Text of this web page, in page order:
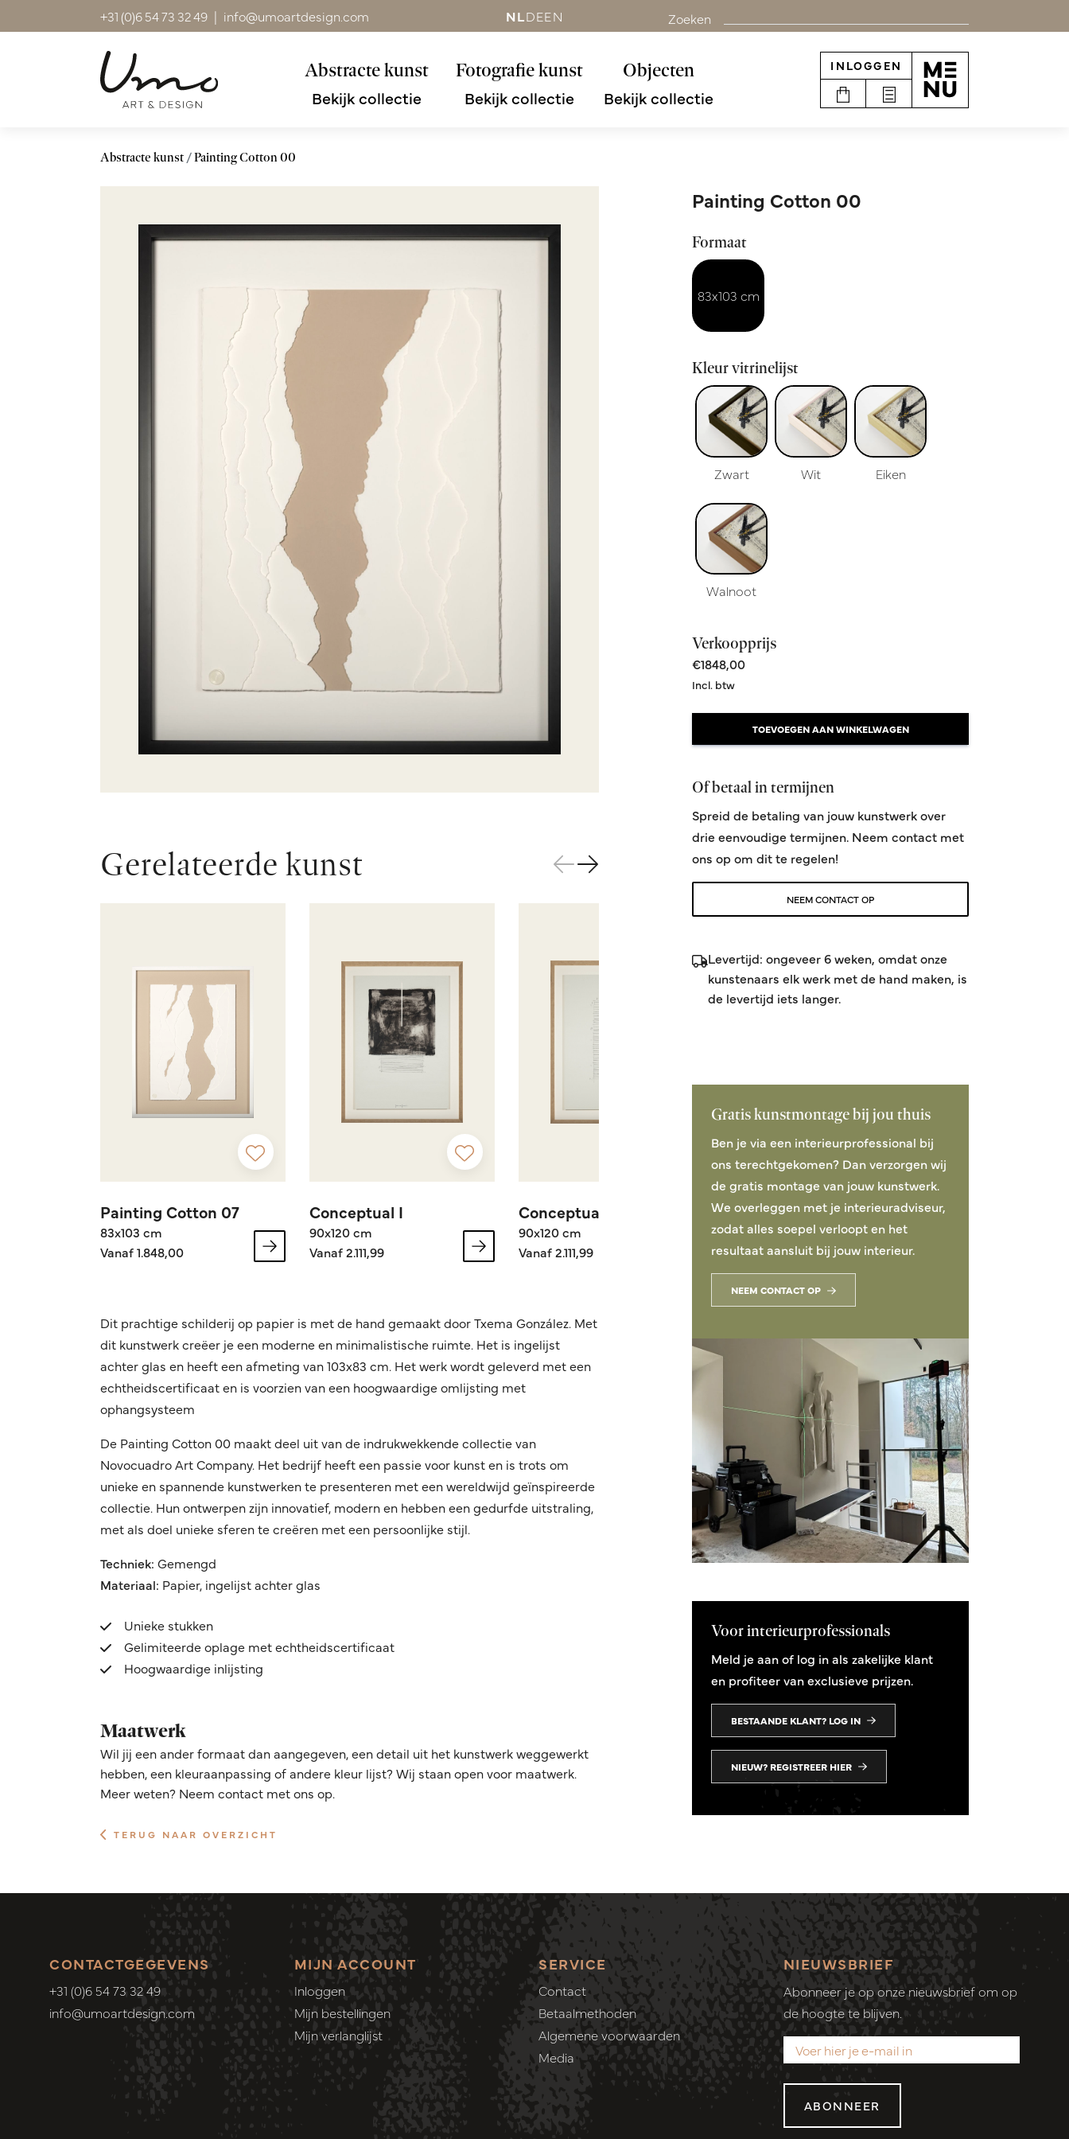
+31 (0)6 54 73 32 49 | info@umoartdesign.com NLDEEN Zoeken
Abstracte kunst
Bekijk collectie
Fotografie kunst
Bekijk collectie
Objecten
Bekijk collectie
INLOGGEN
Abstracte kunst Painting Cotton 00
Gerelateerde kunst
Painting Cotton 07
83x103 cm
Vanaf 1.848,00
Conceptual I
90x120 cm
Vanaf 2.111,99
Conceptual II
90x120 cm
Vanaf 2.111,99
Silence II
64x85 cm
Vanaf 1.521,95
Silence III
Dit prachtige schilderij op papier is met de hand gemaakt door Txema González. Met
dit kunstwerk creëer je een moderne en minimalistische ruimte. Het is ingelijst
achter glas en heeft een afmeting van 103x83 cm. Het werk wordt geleverd met een
echtheidscertificaat en is voorzien van een hoogwaardige omlijsting met
ophangsysteem
De Painting Cotton 00 maakt deel uit van de indrukwekkende collectie van
Novocuadro Art Company. Het bedrijf heeft een passie voor kunst en is trots om
unieke en spannende kunstwerken te presenteren met een wereldwijd geïnspireerde
collectie. Hun ontwerpen zijn innovatief, modern en hebben een gedurfde uitstraling,
met als doel unieke sferen te creëren met een persoonlijke stijl.
Techniek: Gemengd
Materiaal: Papier, ingelijst achter glas
Unieke stukken
Gelimiteerde oplage met echtheidscertificaat
Hoogwaardige inlijsting
Maatwerk
Wil jij een ander formaat dan aangegeven, een detail uit het kunstwerk weggewerkt
hebben, een kleuraanpassing of andere kleur lijst? Wij staan open voor maatwerk.
Meer weten? Neem contact met ons op.
TERUG NAAR OVERZICHT
Painting Cotton 00
Formaat
83x103 cm
Kleur vitrinelijst
Zwart Wit Eiken
Walnoot
Verkoopprijs
€1848,00
Incl. btw
TOEVOEGEN AAN WINKELWAGEN
Of betaal in termijnen
Spreid de betaling van jouw kunstwerk over
drie eenvoudige termijnen. Neem contact met
ons op om dit te regelen!
NEEM CONTACT OP
Levertijd: ongeveer 6 weken, omdat onze
kunstenaars elk werk met de hand maken, is
de levertijd iets langer.
Gratis kunstmontage bij jou thuis
Ben je via een interieurprofessional bij
ons terechtgekomen? Dan verzorgen wij
de gratis montage van jouw kunstwerk.
We overleggen met je interieuradviseur,
zodat alles soepel verloopt en het
resultaat aansluit bij jouw interieur.
NEEM CONTACT OP
Voor interieurprofessionals
Meld je aan of log in als zakelijke klant
en profiteer van exclusieve prijzen.
BESTAANDE KLANT? LOG IN
NIEUW? REGISTREER HIER
CONTACTGEGEVENS
+31 (0)6 54 73 32 49
info@umoartdesign.com
MIJN ACCOUNT
Inloggen
Mijn bestellingen
Mijn verlanglijst
SERVICE
Contact
Betaalmethoden
Algemene voorwaarden
Media
NIEUWSBRIEF
Abonneer je op onze nieuwsbrief om op
de hoogte te blijven.
ABONNEER